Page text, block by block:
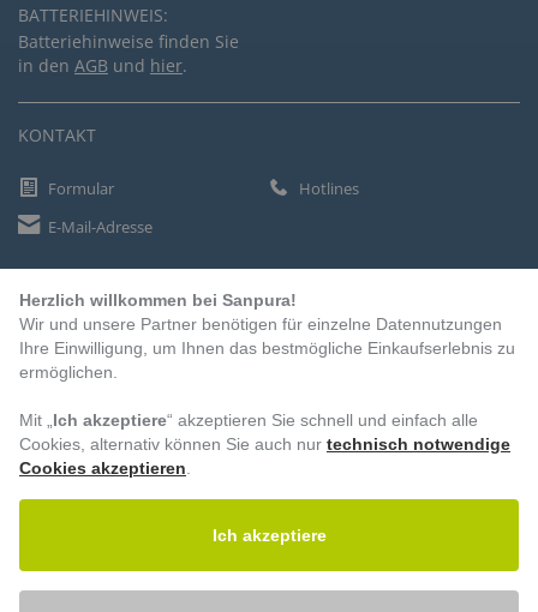
BATTERIEHINWEIS:
Batteriehinweise finden Sie
in den AGB und hier.
KONTAKT
Formular
Hotlines
E-Mail-Adresse
ZAHLUNGSARTEN
Vorkasse
BESUCHEN SIE UNS
Herzlich willkommen bei Sanpura!
Wir und unsere Partner benötigen für einzelne Datennutzungen
Ihre Einwilligung, um Ihnen das bestmögliche Einkaufserlebnis zu
ermöglichen.
Mit „ Ich akzeptiere“ akzeptieren Sie schnell und einfach alle
Cookies, alternativ können Sie auch nur technisch notwendige
Cookies akzeptieren
Ich akzeptiere